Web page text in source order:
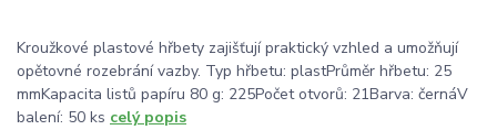
Kroužkové plastové hřbety zajišťují praktický vzhled a umožňují
opětovné rozebrání vazby. Typ hřbetu: plastPrůměr hřbetu: 25
mmKapacita listů papíru 80 g: 225Počet otvorů: 21Barva: černáV
balení: 50 ks celý popis